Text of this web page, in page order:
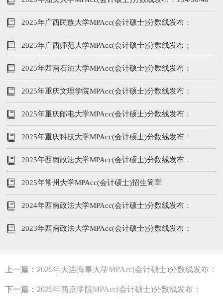
2025年广西民族大学MPAcc(会计硕士)分数线发布：
184/86/43
2025年广西师范大学MPAcc(会计硕士)分数线发布：
184/86/43
2025年西南石油大学MPAcc(会计硕士)分数线发布：
206/96/48
2025年重庆文理学院MPAcc(会计硕士)分数线发布：
194/96/48
2025年重庆邮电大学MPAcc(会计硕士)分数线发布：
198/96/48
2025年重庆科技大学MPAcc(会计硕士)分数线发布：
202/96/48
2025年西南政法大学MPAcc(会计硕士)分数线发布：
194/96/48
2025年常州大学MPAcc(会计硕士)招生简章
2024年西南政法大学MPAcc(会计硕士)分数线发布：
222/104/52
2023年西南政法大学MPAcc(会计硕士)分数线发布：
上一篇： 2025年大连海事大学MPAcc(会计硕士)分数线发布：
203/96/48
下一篇： 2025年西京学院MPAcc(会计硕士)分数线发布：